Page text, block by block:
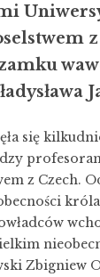
się
z Czech.
króla
Zbigniew